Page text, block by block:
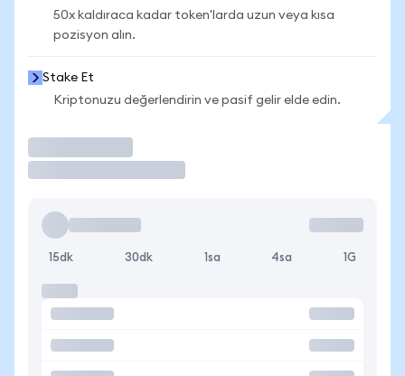
50x kaldıraca kadar token'larda uzun veya kısa
pozisyon alın.
Stake Et
Kriptonuzu değerlendirin ve pasif gelir elde edin.
15dk 30dk 1sa 4sa 1G